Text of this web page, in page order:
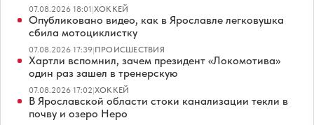
07.08.2026 18:01|ХОККЕЙ
Опубликовано видео, как в Ярославле легковушка
сбила мотоциклистку
07.08.2026 17:39|ПРОИСШЕСТВИЯ
Хартли вспомнил, зачем президент «Локомотива»
один раз зашел в тренерскую
07.08.2026 17:02|ХОККЕЙ
В Ярославской области стоки канализации текли в
почву и озеро Неро